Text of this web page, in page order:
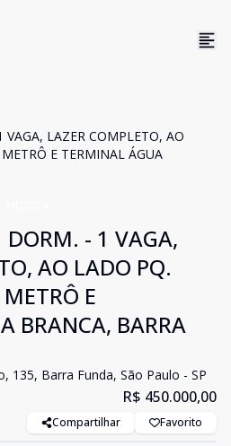
LAZER COMPLETO, AO
E TERMINAL ÁGUA
- 1 VAGA,
AO LADO PQ.
E
BRANCA, BARRA
135, Barra Funda, São Paulo - SP
R$ 450.000,00
Compartilhar Favorito